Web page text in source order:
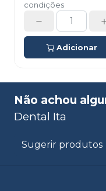
condições
Adicionar
Não achou
Dental Ita
Sugerir produtos